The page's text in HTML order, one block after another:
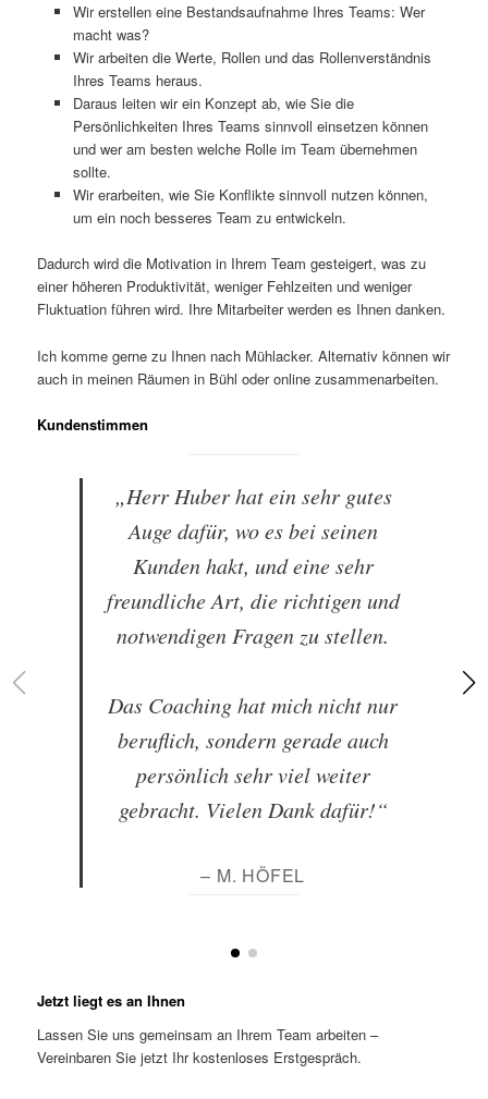
Wir erstellen eine Bestandsaufnahme Ihres Teams: Wer
macht was?
Wir arbeiten die Werte, Rollen und das Rollenverständnis
Ihres Teams heraus.
Daraus leiten wir ein Konzept ab, wie Sie die
Persönlichkeiten Ihres Teams sinnvoll einsetzen können
und wer am besten welche Rolle im Team übernehmen
sollte.
Wir erarbeiten, wie Sie Konflikte sinnvoll nutzen können,
um ein noch besseres Team zu entwickeln.
Dadurch wird die Motivation in Ihrem Team gesteigert, was zu
einer höheren Produktivität, weniger Fehlzeiten und weniger
Fluktuation führen wird. Ihre Mitarbeiter werden es Ihnen danken.
Ich komme gerne zu Ihnen nach Mühlacker. Alternativ können wir
auch in meinen Räumen in Bühl oder online zusammenarbeiten.
Kundenstimmen
„Herr Huber hat ein sehr gutes
Auge dafür, wo es bei seinen
Kunden hakt, und eine sehr
freundliche Art, die richtigen und
notwendigen Fragen zu stellen.
Das Coaching hat mich nicht nur
beruflich, sondern gerade auch
persönlich sehr viel weiter
gebracht. Vielen Dank dafür!“
– M. HÖFEL
Jetzt liegt es an Ihnen
Lassen Sie uns gemeinsam an Ihrem Team arbeiten –
Vereinbaren Sie jetzt Ihr kostenloses Erstgespräch.